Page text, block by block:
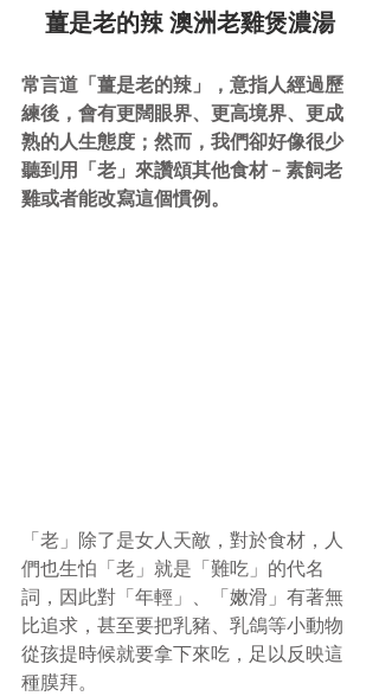
薑是老的辣 澳洲老雞煲濃湯
常言道「薑是老的辣」，意指人經過歷
練後，會有更闊眼界、更高境界、更成
熟的人生態度；然而，我們卻好像很少
聽到用「老」來讚頌其他食材 -- 素飼老
雞或者能改寫這個慣例。
「老」除了是女人天敵，對於食材，人
們也生怕「老」就是「難吃」的代名
詞，因此對「年輕」、「嫩滑」有著無
比追求，甚至要把乳豬、乳鴿等小動物
從孩提時候就要拿下來吃，足以反映這
種膜拜。